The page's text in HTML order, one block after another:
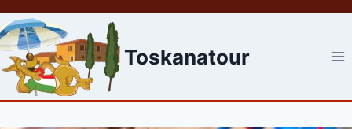
Skip
to
content
Toskanatour